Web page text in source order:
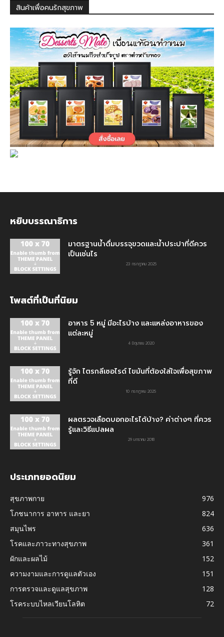
สินค้าเพื่อคนรักสุขภาพ
หยิบบรรณาธิการ
มาตรฐานน้ำดื่มบรรจุขวดและน้ำประปาที่ดีควร
เป็นเช่นไร
23 กรกฎาคม 2025
โพสต์ที่เป็นที่นิยม
อาหาร 5 หมู่ มีอะไรบ้าง และแหล่งอาหารของ
แต่ละหมู่
4 มิถุนายน 2020
รู้จัก ไตรกลีเซอไรด์ ไขมันที่ต้องใส่ใจเพื่อสุขภาพ
ที่ดี
10 กรกฎาคม 2025
ผลตรวจเลือดบอกอะไรได้บ้าง? ค่าต่างๆ ที่ควร
รู้และวิธีแปลผล
29 มกราคม 2018
ประเภทยอดนิยม
สุขภาพกาย
976
โภชนาการ อาหาร และยา
824
สมุนไพร
636
โรคและภาวะทางสุขภาพ
361
ผักและผลไม้
152
ความงามและการดูแลตัวเอง
151
การตรวจและดูแลสุขภาพ
128
โรคระบบไหลเวียนโลหิต
72